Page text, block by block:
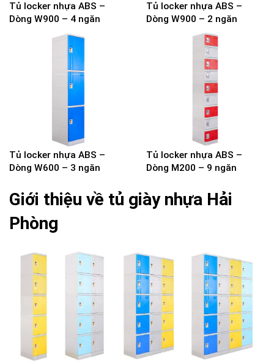
Tủ locker nhựa ABS –
Dòng W900 – 4 ngăn
Tủ locker nhựa ABS –
Dòng W900 – 2 ngăn
Tủ locker nhựa ABS –
Dòng W600 – 3 ngăn
Tủ locker nhựa ABS –
Dòng M200 – 9 ngăn
Giới thiệu về tủ giày nhựa Hải
Phòng